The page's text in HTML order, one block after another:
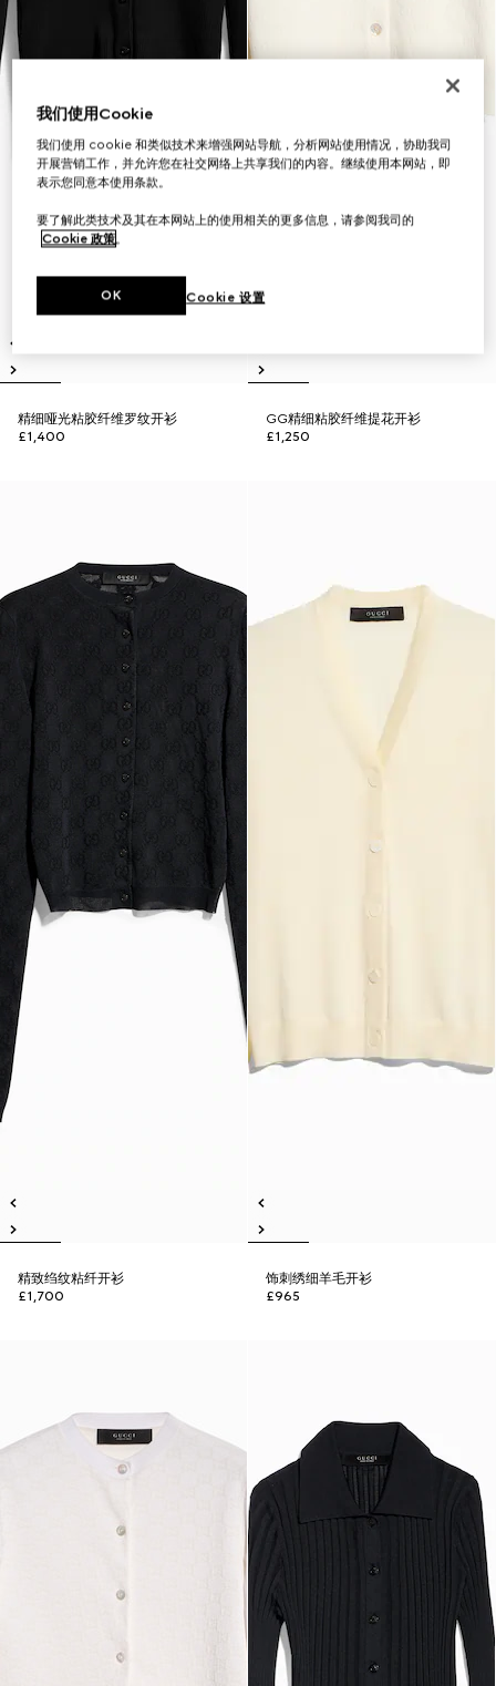
精细哑光粘胶纤维罗纹开衫
£1,400
GG精细粘胶纤维提花开衫
£1,250
精致绉纹粘纤开衫
£1,700
饰刺绣细羊毛开衫
£965
我们使用Cookie
我们使用 cookie 和类似技术来增强网站导航，分析网站使用情况，协助我司
开展营销工作，并允许您在社交网络上共享我们的内容。继续使用本网站，即
表示您同意本使用条款。
要了解此类技术及其在本网站上的使用相关的更多信息，请参阅我司的
Cookie 政策。
Cookie 设置
OK